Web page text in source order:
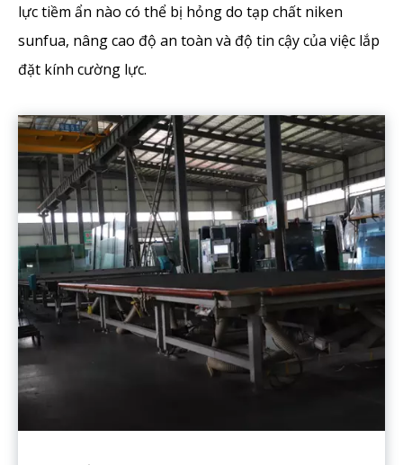
lực tiềm ẩn nào có thể bị hỏng do tạp chất niken
sunfua, nâng cao độ an toàn và độ tin cậy của việc lắp
đặt kính cường lực.